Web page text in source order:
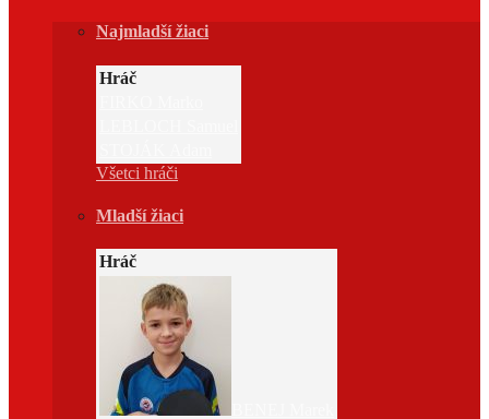
Najmladší žiaci
Hráč
Všetci hráči
Mladší žiaci
Hráč